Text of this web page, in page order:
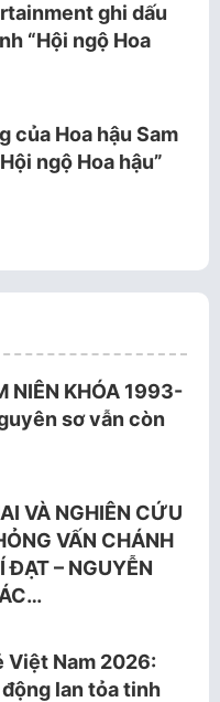
ghi dấu
“Hội ngộ Hoa
của Hoa hậu Sam
ngộ Hoa hậu”
NIÊN KHÓA 1993-
sơ vẫn còn
VÀ NGHIÊN CỨU
VẤN CHÁNH
ĐẠT – NGUYỄN
Việt Nam 2026:
lan tỏa tinh